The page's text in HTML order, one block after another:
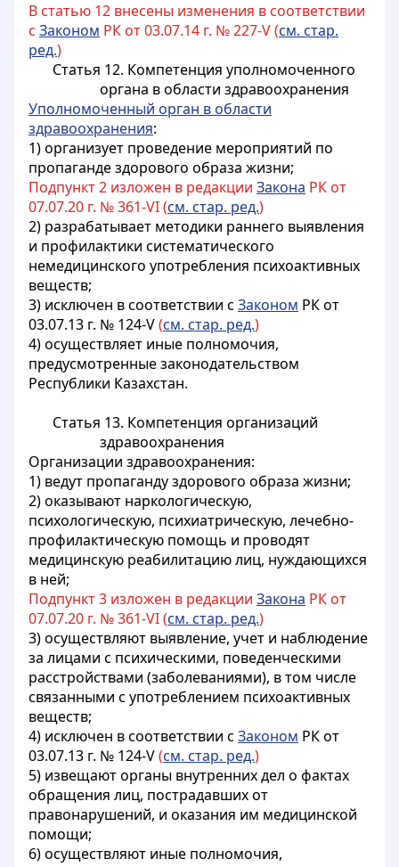
В статью 12 внесены изменения в соответствии
с Законом РК от 03.07.14 г. № 227-V (см. стар.
ред.)
Статья 12. Компетенция уполномоченного
органа в области здравоохранения
Уполномоченный орган в области
здравоохранения:
1) организует проведение мероприятий по
пропаганде здорового образа жизни;
Подпункт 2 изложен в редакции Закона РК от
07.07.20 г. № 361-VI (см. стар. ред.)
2) разрабатывает методики раннего выявления
и профилактики систематического
немедицинского употребления психоактивных
веществ;
3) исключен в соответствии с Законом РК от
03.07.13 г. № 124-V(см. стар. ред.)
4) осуществляет иные полномочия,
предусмотренные законодательством
Республики Казахстан.
Статья 13. Компетенция организаций
здравоохранения
Организации здравоохранения:
1) ведут пропаганду здорового образа жизни;
2) оказывают наркологическую,
психологическую, психиатрическую, лечебно-
профилактическую помощь и проводят
медицинскую реабилитацию лиц, нуждающихся
в ней;
Подпункт 3 изложен в редакции Закона РК от
07.07.20 г. № 361-VI (см. стар. ред.)
3) осуществляют выявление, учет и наблюдение
за лицами с психическими, поведенческими
расстройствами (заболеваниями), в том числе
связанными с употреблением психоактивных
веществ;
4) исключен в соответствии с Законом РК от
03.07.13 г. № 124-V(см. стар. ред.)
5) извещают органы внутренних дел о фактах
обращения лиц, пострадавших от
правонарушений, и оказания им медицинской
помощи;
6) осуществляют иные полномочия,